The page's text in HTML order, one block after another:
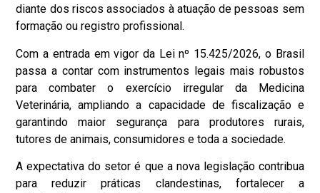
diante dos riscos associados à atuação de pessoas sem
formação ou registro profissional.
Com a entrada em vigor da Lei nº 15.425/2026, o Brasil
passa a contar com instrumentos legais mais robustos
para combater o exercício irregular da Medicina
Veterinária, ampliando a capacidade de fiscalização e
garantindo maior segurança para produtores rurais,
tutores de animais, consumidores e toda a sociedade.
A expectativa do setor é que a nova legislação contribua
para reduzir práticas clandestinas, fortalecer a